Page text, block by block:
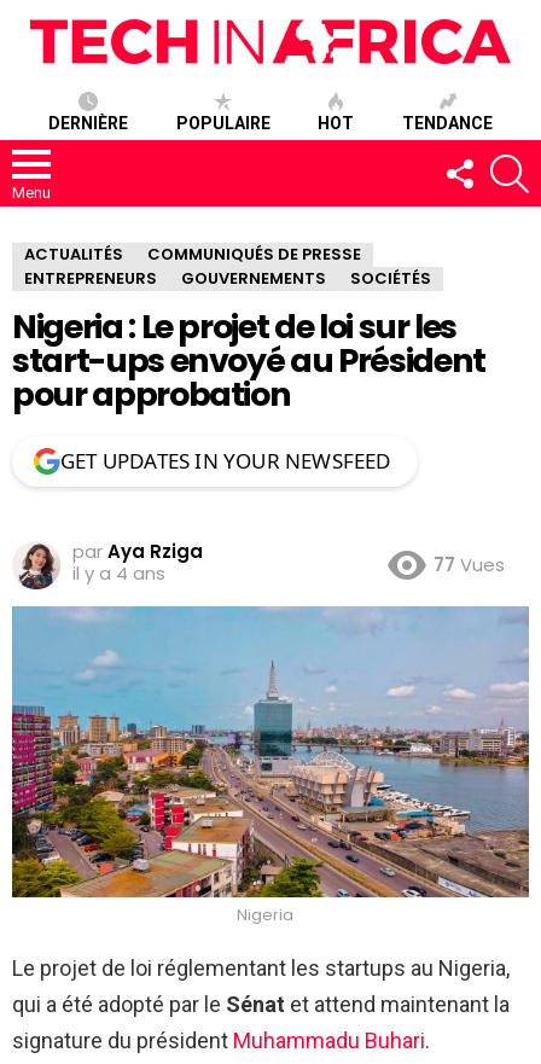
DERNIÈRE POPULAIRE HOT TENDANCE
Menu
SUIVEZ-
NOUS
ACTUALITÉS
COMMUNIQUÉS DE PRESSE
ENTREPRENEURS
GOUVERNEMENTS SOCIÉTÉS
Nigeria : Le projet de loi sur les
start-ups envoyé au Président
pour approbation
GET UPDATES IN YOUR NEWSFEED
parAya Rziga
il y a 4 ans
77 Vues
Nigeria
Le projet de loi réglementant les startups au Nigeria,
qui a été adopté par le Sénat et attend maintenant la
signature du président Muhammadu Buhari.